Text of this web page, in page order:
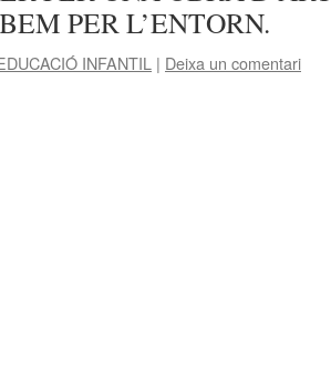
PER L’ENTORN.
INFANTIL | Deixa un comentari